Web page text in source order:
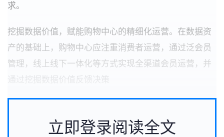
求。
挖掘数据价值，赋能购物中心的精细化运营。在数据资
产的基础上，购物中心应注重消费者运营，通过泛会员
管理，线上线下一体化等方式实现全渠道会员运营，并
通过挖掘数据价值反馈决策
立即登录阅读全文